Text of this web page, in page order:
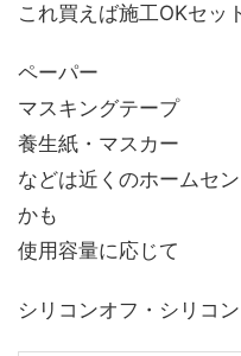
これ買えば施工OKセッ
ペーパー
マスキングテープ
養生紙・マスカー
などは近くのホームセ
かも
使用容量に応じて
シリコンオフ・シリコ